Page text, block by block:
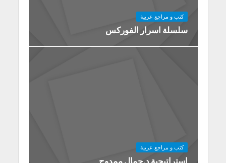
كتب و مراجع عربية
سلسلة اسرار الفوركس
كتب و مراجع عربية
استراتيجية د.جمال ممدوح